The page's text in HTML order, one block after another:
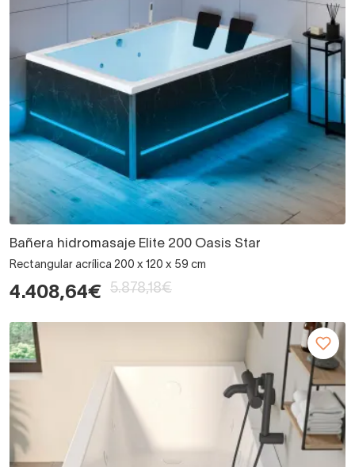
Bañera hidromasaje Elite 200 Oasis Star
Rectangular acrílica 200 x 120 x 59 cm
4.408,64€ 5.878,18€